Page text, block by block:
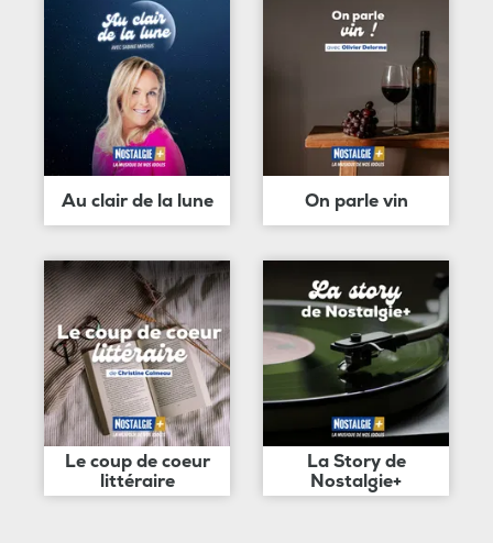
Au clair de la lune On parle vin
Le coup de coeur
littéraire
La Story de
Nostalgie+